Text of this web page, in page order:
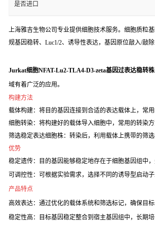
是否进口
上海雅吉生物公司专业提供细胞技术服务。细胞质粒
规基因稳转、Luc1/2、诱导性表达，基因原位敲入/敲
Jurkat细胞NFAT-Lu2-TLA4-D3-zeta基因过表达稳转株
域有着广泛的应用。
构建方法
载体构建：将目的基因连接到合适的表达载体上，常
细胞转染：将构建好的载体导入细胞中，常用的转染
筛选稳定表达细胞株：转染后，利用载体上携带的筛
优势
稳定遗传：目的基因能够稳定地存在于细胞基因组中
可调控性：可根据实验需求，选择不同的诱导型启动
产品特点
高效表达：通过优化的载体系统和筛选标记，确保目标
稳定性高：目标基因稳定整合到宿主基因组中，长期培